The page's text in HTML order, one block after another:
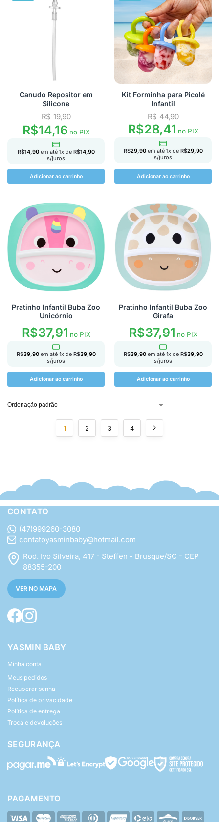
Canudo Repositor em
Silicone
R$19,90
R$14,16no PIX
R$14,90 em até 1x de R$14,90
s/juros
Adicionar ao carrinho
Kit Forminha para Picolé
Infantil
R$44,90
R$28,41 no PIX
R$29,90 em até 1x de R$29,90
s/juros
Adicionar ao carrinho
Pratinho Infantil Buba Zoo
Unicórnio
R$37,91 no PIX
R$39,90 em até 1x de R$39,90
s/juros
Adicionar ao carrinho
Pratinho Infantil Buba Zoo
Girafa
R$37,91 no PIX
R$39,90 em até 1x de R$39,90
s/juros
Adicionar ao carrinho
1 2 3 4
CONTATO
(47)999260-3080
contatoyasminbaby@hotmail.com
Rod. Ivo Silveira, 417 - Steffen - Brusque/SC - CEP
88355-200
VER NO MAPA
YASMIN BABY
Minha conta
Meus pedidos
Recuperar senha
Política de privacidade
Política de entrega
Troca e devoluções
SEGURANÇA
PAGAMENTO